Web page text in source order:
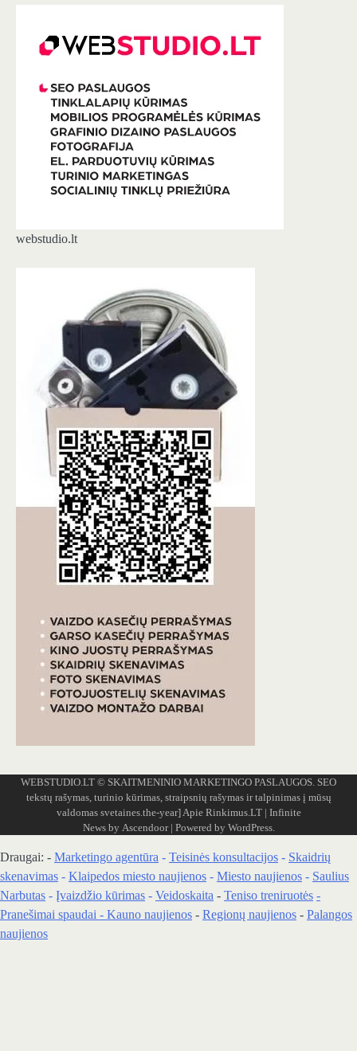
webstudio.lt
WEBSTUDIO.LT © SKAITMENINIO MARKETINGO PASLAUGOS. SEO
tekstų rašymas, turinio kūrimas, straipsnių rašymas ir talpinimas į mūsų
valdomas svetaines.the-year]Apie Rinkimus.LT| Infinite
News by Ascendoor| Powered by WordPress.
Draugai: - Marketingo agentūra - Teisinės konsultacijos - Skaidrių
skenavimas - Klaipedos miesto naujienos - Miesto naujienos - Saulius
Narbutas - Įvaizdžio kūrimas - Veidoskaita - Teniso treniruotės -
Pranešimai spaudai - Kauno naujienos - Regionų naujienos - Palangos
naujienos